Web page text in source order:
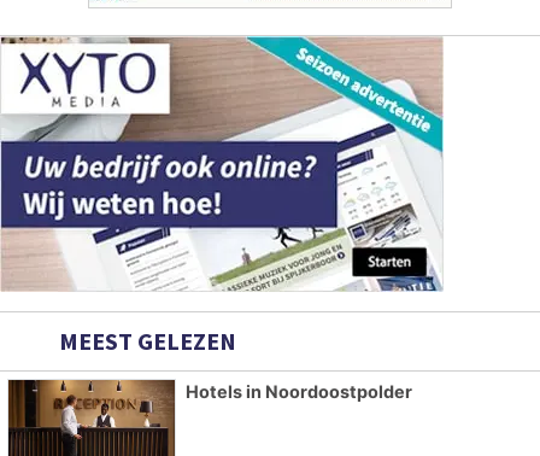
MEEST GELEZEN
Hotels in Noordoostpolder